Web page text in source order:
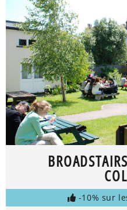
-10% sur